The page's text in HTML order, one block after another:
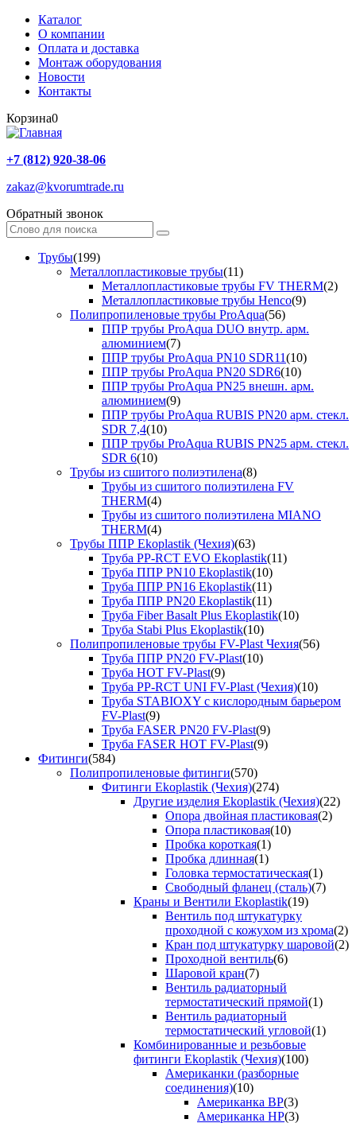
Каталог
О компании
Оплата и доставка
Монтаж оборудования
Новости
Контакты
Корзина0
+7 (812) 920-38-06
zakaz@kvorumtrade.ru
Обратный звонок
Трубы(199)
Металлопластиковые трубы(11)
Металлопластиковые трубы FV THERM(2)
Металлопластиковые трубы Henco(9)
Полипропиленовые трубы ProAqua(56)
ППР трубы ProAqua DUO внутр. арм.
алюминием(7)
ППР трубы ProAqua PN10 SDR11(10)
ППР трубы ProAqua PN20 SDR6(10)
ППР трубы ProAqua PN25 внешн. арм.
алюминием(9)
ППР трубы ProAqua RUBIS PN20 арм. стекл.
SDR 7,4(10)
ППР трубы ProAqua RUBIS PN25 арм. стекл.
SDR 6(10)
Трубы из сшитого полиэтилена(8)
Трубы из сшитого полиэтилена FV
THERM(4)
Трубы из сшитого полиэтилена MIANO
THERM(4)
Трубы ППР Ekoplastik (Чехия)(63)
Труба PP-RCT EVO Ekoplastik(11)
Труба ППР PN10 Ekoplastik(10)
Труба ППР PN16 Ekoplastik(11)
Труба ППР PN20 Ekoplastik(11)
Труба Fiber Basalt Plus Ekoplastik(10)
Труба Stabi Plus Ekoplastik(10)
Полипропиленовые трубы FV-Plast Чехия(56)
Труба ППР PN20 FV-Plast(10)
Труба HOT FV-Plast(9)
Труба PP-RCT UNI FV-Plast (Чехия)(10)
Труба STABIOXY с кислородным барьером
FV-Plast(9)
Труба FASER PN20 FV-Plast(9)
Труба FASER HOT FV-Plast(9)
Фитинги(584)
Полипропиленовые фитинги(570)
Фитинги Ekoplastik (Чехия)(274)
Другие изделия Ekoplastik (Чехия)(22)
Опора двойная пластиковая(2)
Опора пластиковая(10)
Пробка короткая(1)
Пробка длинная(1)
Головка термостатическая(1)
Свободный фланец (сталь)(7)
Краны и Вентили Ekoplastik(19)
Вентиль под штукатурку
проходной с кожухом из хрома(2)
Кран под штукатурку шаровой(2)
Проходной вентиль(6)
Шаровой кран(7)
Вентиль радиаторный
термостатический прямой(1)
Вентиль радиаторный
термостатический угловой(1)
Комбинированные и резьбовые
фитинги Ekoplastik (Чехия)(100)
Американки (разборные
соединения)(10)
Американка ВР(3)
Американка НР(3)